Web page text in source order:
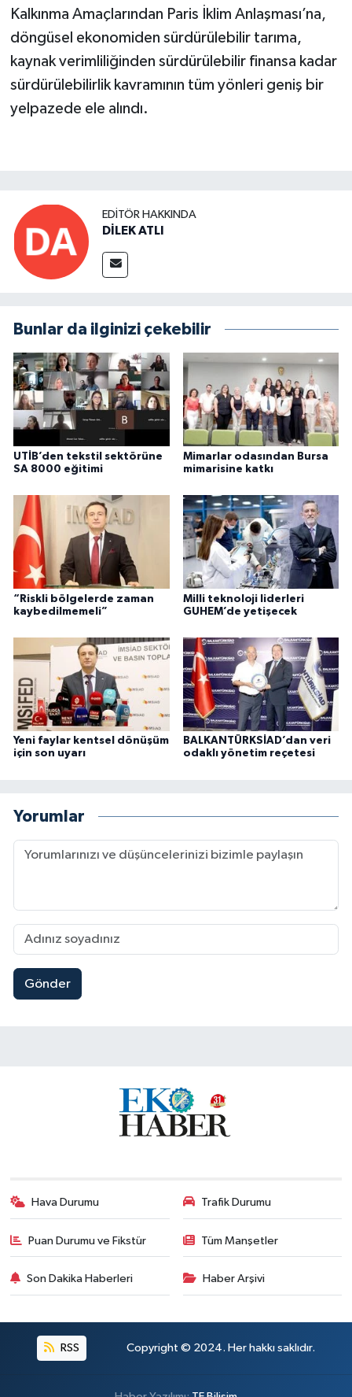
Kalkınma Amaçlarından Paris İklim Anlaşması’na,
döngüsel ekonomiden sürdürülebilir tarıma,
kaynak verimliliğinden sürdürülebilir finansa kadar
sürdürülebilirlik kavramının tüm yönleri geniş bir
yelpazede ele alındı.
EDITÖR HAKKINDA
DİLEK ATLI
Bunlar da ilginizi çekebilir
UTİB’den tekstil sektörüne
SA 8000 eğitimi
Mimarlar odasından Bursa
mimarisine katkı
“Riskli bölgelerde zaman
kaybedilmemeli”
Milli teknoloji liderleri
GUHEM’de yetişecek
Yeni faylar kentsel dönüşüm
için son uyarı
BALKANTÜRKSİAD’dan veri
odaklı yönetim reçetesi
Yorumlar
Gönder
Hava Durumu Trafik Durumu
Puan Durumu ve Fikstür Tüm Manşetler
Son Dakika Haberleri Haber Arşivi
RSS Copyright © 2024. Her hakkı saklıdır.